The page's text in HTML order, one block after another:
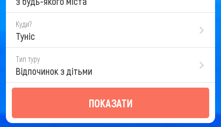
Куди?
Туніс
Тип туру
Відпочинок з дітьми
ПОКАЗАТИ